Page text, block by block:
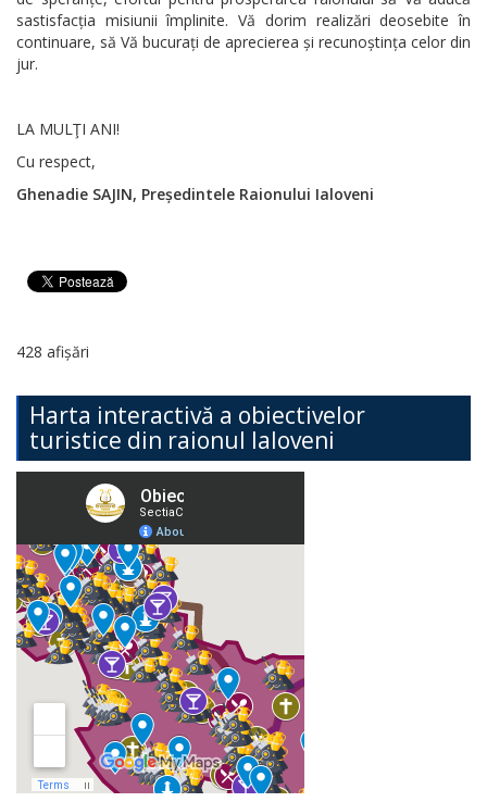
sastisfacția misiunii împlinite. Vă dorim realizări deosebite în
continuare, să Vă bucurați de aprecierea și recunoștința celor din
jur.
LA MULŢI ANI!
Cu respect,
Ghenadie SAJIN, Președintele Raionului Ialoveni
428 afișări
Harta interactivă a obiectivelor
turistice din raionul Ialoveni